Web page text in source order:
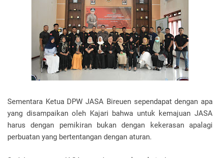
Sementara Ketua DPW JASA Bireuen sependapat dengan apa
yang disampaikan oleh Kajari bahwa untuk kemajuan JASA
harus dengan pemikiran bukan dengan kekerasan apalagi
perbuatan yang bertentangan dengan aturan.